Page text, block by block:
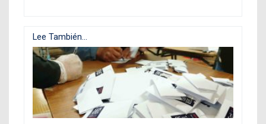
Lee También...